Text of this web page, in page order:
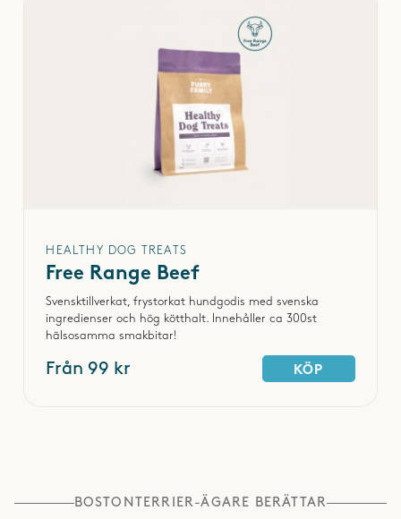
HEALTHY DOG TREATS
Free Range Beef
Svensktillverkat, frystorkat hundgodis med svenska
ingredienser och hög kötthalt. Innehåller ca 300st
hälsosamma smakbitar!
Från 99 kr KÖP
BOSTONTERRIER-ÄGARE BERÄTTAR